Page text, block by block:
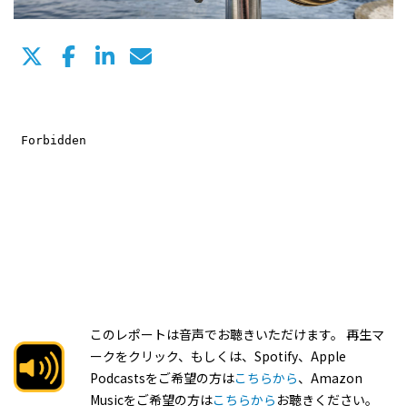
このレポートは音声でお聴きいただけます。 再生マ
ークをクリック、もしくは、Spotify、Apple
Podcastsをご希望の方はこちらから、Amazon
Musicをご希望の方はこちらから お聴きください。